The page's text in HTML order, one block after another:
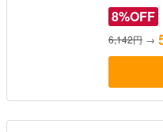
8%OFF
6,142円 →